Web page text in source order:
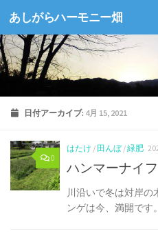
コンテンツへスキップ
あしがらハーモニー畑
日付アーカイブ: 4月 15, 2021
0
はたけ / 田んぼ/緑肥
ハンマーナイフ
川沿いで冬は対岸の
ンゲは今、満開です